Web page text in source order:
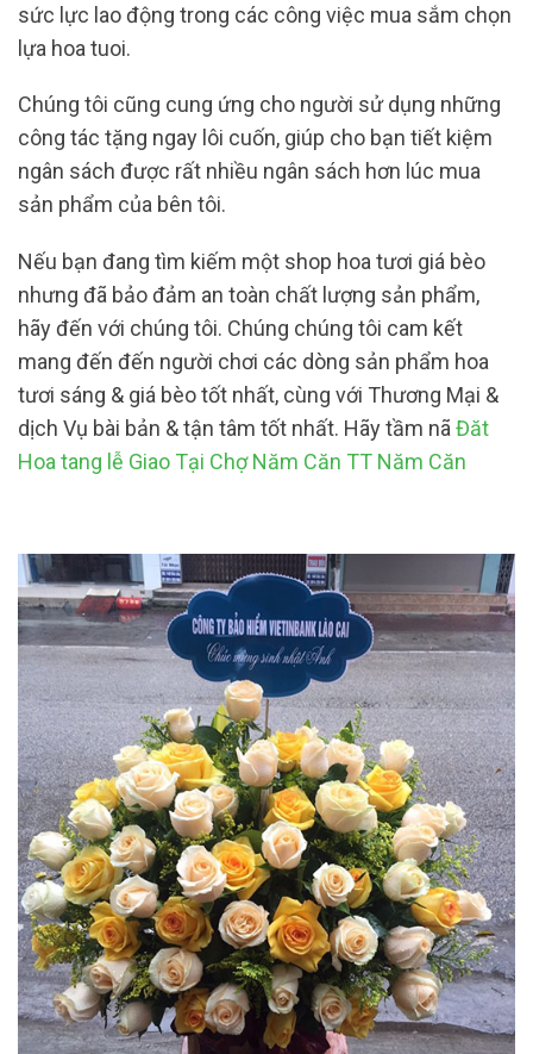
sức lực lao động trong các công việc mua sắm chọn
lựa hoa tuoi.
Chúng tôi cũng cung ứng cho người sử dụng những
công tác tặng ngay lôi cuốn, giúp cho bạn tiết kiệm
ngân sách được rất nhiều ngân sách hơn lúc mua
sản phẩm của bên tôi.
Nếu bạn đang tìm kiếm một shop hoa tươi giá bèo
nhưng đã bảo đảm an toàn chất lượng sản phẩm,
hãy đến với chúng tôi. Chúng chúng tôi cam kết
mang đến đến người chơi các dòng sản phẩm hoa
tươi sáng & giá bèo tốt nhất, cùng với Thương Mại &
dịch Vụ bài bản & tận tâm tốt nhất. Hãy tầm nã Đăt
Hoa tang lễ Giao Tại Chợ Năm Căn TT Năm Căn